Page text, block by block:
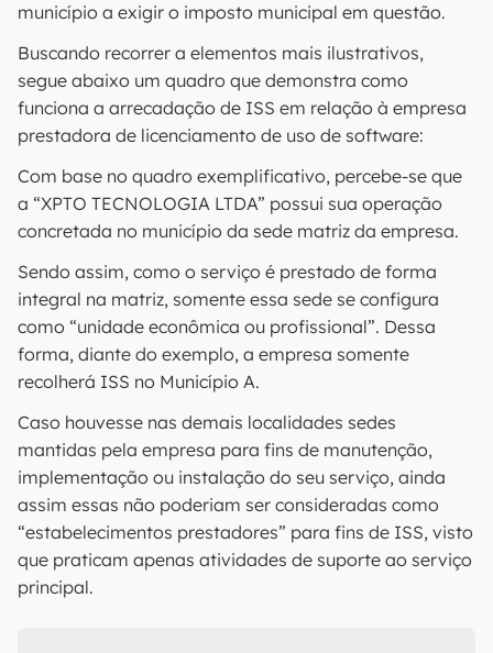
município a exigir o imposto municipal em questão.
Buscando recorrer a elementos mais ilustrativos,
segue abaixo um quadro que demonstra como
funciona a arrecadação de ISS em relação à empresa
prestadora de licenciamento de uso de software:
Com base no quadro exemplificativo, percebe-se que
a “XPTO TECNOLOGIA LTDA” possui sua operação
concretada no município da sede matriz da empresa.
Sendo assim, como o serviço é prestado de forma
integral na matriz, somente essa sede se configura
como “unidade econômica ou profissional”. Dessa
forma, diante do exemplo, a empresa somente
recolherá ISS no Município A.
Caso houvesse nas demais localidades sedes
mantidas pela empresa para fins de manutenção,
implementação ou instalação do seu serviço, ainda
assim essas não poderiam ser consideradas como
“estabelecimentos prestadores” para fins de ISS, visto
que praticam apenas atividades de suporte ao serviço
principal.